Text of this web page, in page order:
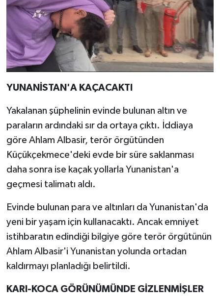
YUNANİSTAN'A KAÇACAKTI
Yakalanan şüphelinin evinde bulunan altın ve
paraların ardındaki sır da ortaya çıktı. İddiaya
göre Ahlam Albasir, terör örgütünden
Küçükçekmece'deki evde bir süre saklanması
daha sonra ise kaçak yollarla Yunanistan'a
geçmesi talimatı aldı.
Evinde bulunan para ve altınları da Yunanistan'da
yeni bir yaşam için kullanacaktı. Ancak emniyet
istihbaratın edindiği bilgiye göre terör örgütünün
Ahlam Albasir'i Yunanistan yolunda ortadan
kaldırmayı planladığı belirtildi.
KARI-KOCA GÖRÜNÜMÜNDE GİZLENMİŞLER